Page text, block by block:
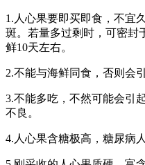
1.人心果要即买即食，不宜
斑。若量多过剩时，可密封
鲜10天左右。
2.不能与海鲜同食，否则会
3.不能多吃，不然可能会引
不良。
4.人心果含糖极高，糖尿病人